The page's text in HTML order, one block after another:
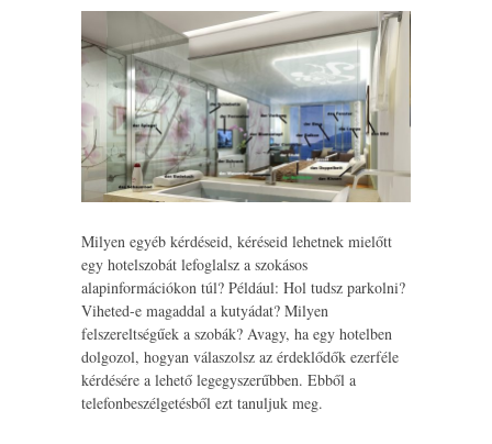
Milyen egyéb kérdéseid, kéréseid lehetnek mielőtt
egy hotelszobát lefoglalsz a szokásos
alapinformációkon túl? Például: Hol tudsz parkolni?
Viheted-e magaddal a kutyádat? Milyen
felszereltségűek a szobák? Avagy, ha egy hotelben
dolgozol, hogyan válaszolsz az érdeklődők ezerféle
kérdésére a lehető legegyszerűbben. Ebből a
telefonbeszélgetésből ezt tanuljuk meg.